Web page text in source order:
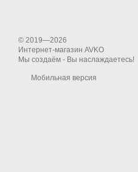
© 2019—2026
Интернет-магазин AVKO
Мы создаём - Вы наслаждаетесь!
Мобильная версия